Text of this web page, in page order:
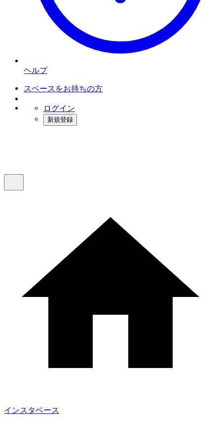
ヘルプ
スペースをお持ちの方
ログイン
新規登録
インスタベース